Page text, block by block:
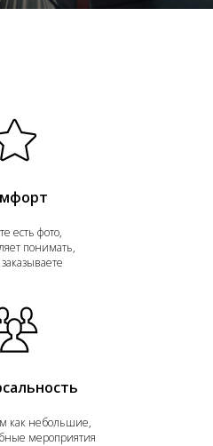
есть фото,
понимать,
как небольшие,
мероприятия